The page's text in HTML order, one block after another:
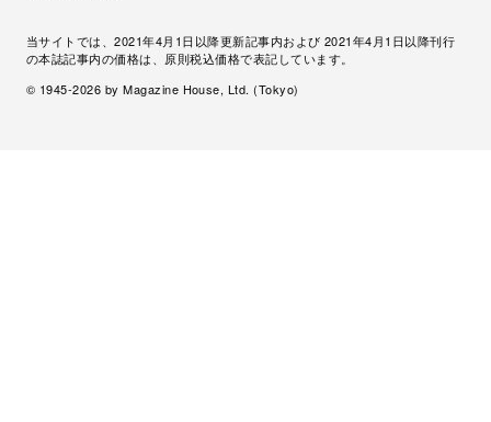
当サイトでは、2021年4月1日以降更新記事内および 2021年4月1日以降刊行
の本誌記事内の価格は、原則税込価格で表記しています。
© 1945-2026 by Magazine House, Ltd. (Tokyo)